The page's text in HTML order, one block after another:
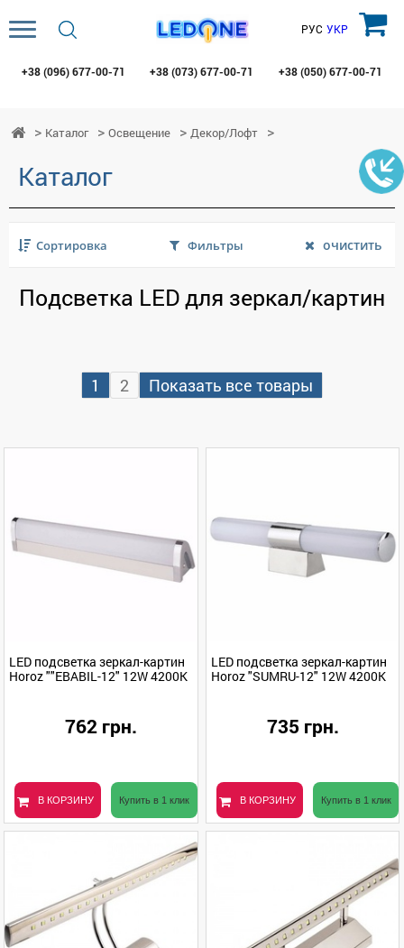
+38 (096) 677-00-71 +38 (073)677-00-71 +38 (050)677-00-71
РУС УКР
Каталог Освещение Декор/Лофт
Каталог
Сортировка Фильтры очистить
Подсветка LED для зеркал/картин
1 2 Показать все товары
LED подсветка зеркал-картин
Horoz ""EBABIL-12" 12W 4200K
762 грн.
В КОРЗИНУ Купить в 1 клик
LED подсветка зеркал-картин
Horoz "SUMRU-12" 12W 4200K
735 грн.
В КОРЗИНУ Купить в 1 клик